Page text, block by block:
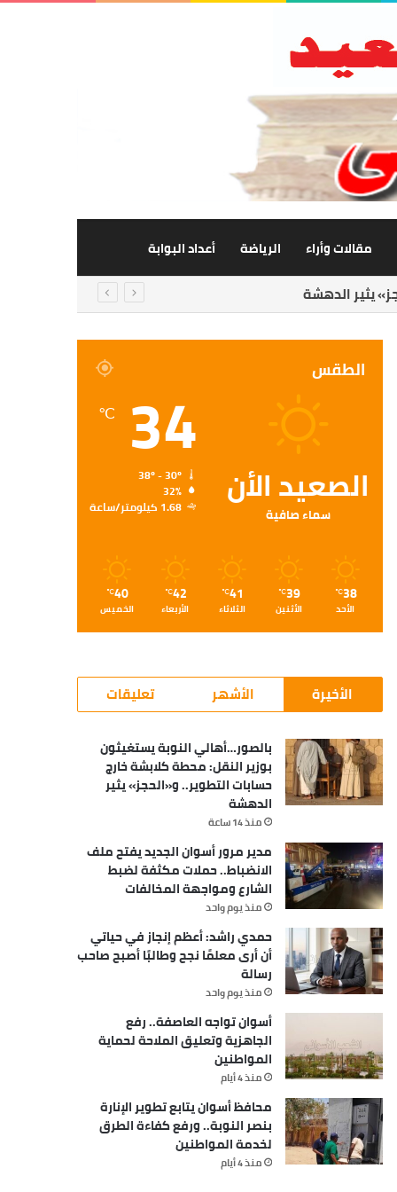
مقالات وأراء الرياضة أعداد البوابة
الطقس
الصعيد الأن
سماء صافية
34
℃
32%
1.68 كيلومتر/ساعة
38
℃
الأحد
39
℃
الأثنين
41
℃
الثلاثاء
42
℃
الأربعاء
40
℃
الخميس
الأخيرة الأشهر تعليقات
بالصور…أهالي النوبة يستغيثون
بوزير النقل: محطة كلابشة خارج
حسابات التطوير.. و«الحجز» يثير
الدهشة
منذ 14 ساعة
مدير مرور أسوان الجديد يفتح ملف
الانضباط.. حملات مكثفة لضبط
الشارع ومواجهة المخالفات
منذ يوم واحد
حمدي راشد: أعظم إنجاز في حياتي
أن أرى معلمًا نجح وطالبًا أصبح صاحب
رسالة
منذ يوم واحد
أسوان تواجه العاصفة.. رفع
الجاهزية وتعليق الملاحة لحماية
المواطنين
منذ 4 أيام
محافظ أسوان يتابع تطوير الإنارة
بنصر النوبة.. ورفع كفاءة الطرق
لخدمة المواطنين
منذ 4 أيام